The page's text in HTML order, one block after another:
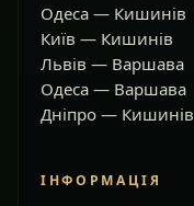
Одеса — Кишинів
Київ — Кишинів
Львів — Варшава
Одеса — Варшава
Дніпро — Кишинів
ІНФОРМАЦІЯ